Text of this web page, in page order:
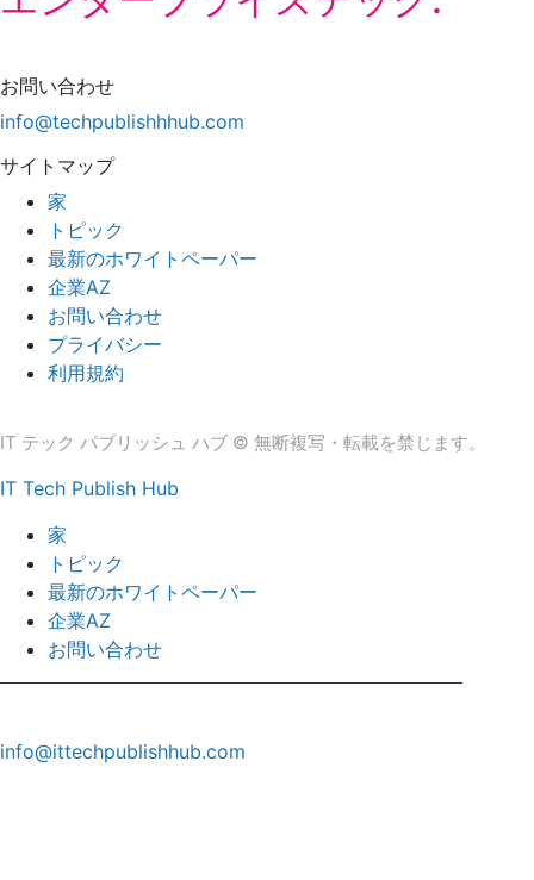
お問い合わせ
info@techpublishhhub.com
サイトマップ
家
トピック
最新のホワイトペーパー
企業AZ
お問い合わせ
プライバシー
利用規約
IT テック パブリッシュ ハブ © 無断複写・転載を禁じます。
IT Tech Publish Hub
家
トピック
最新のホワイトペーパー
企業AZ
お問い合わせ
info@ittechpublishhub.com